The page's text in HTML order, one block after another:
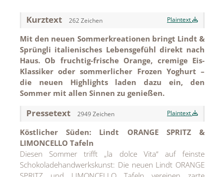
Kurztext 262 Zeichen Plaintext
Mit den neuen Sommerkreationen bringt Lindt &
Sprüngli italienisches Lebensgefühl direkt nach
Haus. Ob fruchtig-frische Orange, cremige Eis-
Klassiker oder sommerlicher Frozen Yoghurt –
die neuen Highlights laden dazu ein, den
Sommer mit allen Sinnen zu genießen.
Pressetext 2949 Zeichen Plaintext
Köstlicher Süden: Lindt ORANGE SPRITZ &
LIMONCELLO Tafeln
Diesen Sommer trifft „la dolce Vita“ auf feinste
Schokoladehandwerkskunst: Die neuen Lindt ORANGE